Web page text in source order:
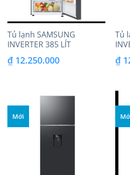
Tủ lạnh SAMSUNG
INVERTER 385 LÍT
BESPOKE
RT38CB668412SV
₫12.250.000
Tủ
₫
Mới